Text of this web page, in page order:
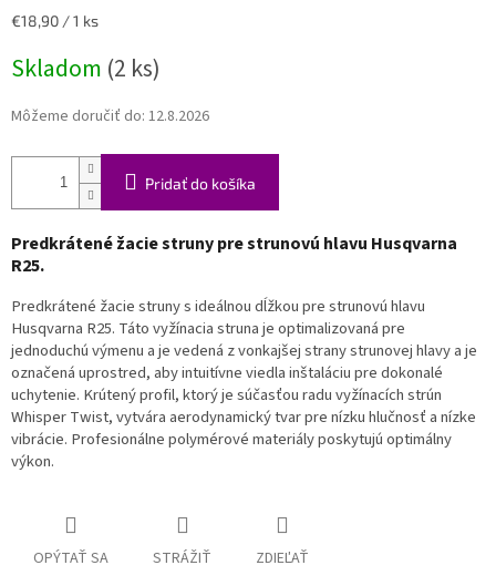
Jednotková
€18,90 / 1 ks
Skladom (2 ks)
Môžeme doručiť do: 12.8.2026
Pridať do košíka
Predkrátené žacie struny pre strunovú hlavu Husqvarna
R25.
Predkrátené žacie struny s ideálnou dĺžkou pre strunovú hlavu
Husqvarna R25. Táto vyžínacia struna je optimalizovaná pre
jednoduchú výmenu a je vedená z vonkajšej strany strunovej hlavy a je
označená uprostred, aby intuitívne viedla inštaláciu pre dokonalé
uchytenie. Krútený profil, ktorý je súčasťou radu vyžínacích strún
Whisper Twist, vytvára aerodynamický tvar pre nízku hlučnosť a nízke
vibrácie. Profesionálne polymérové materiály poskytujú optimálny
výkon.
OPÝTAŤ SA STRÁŽIŤ ZDIEĽAŤ